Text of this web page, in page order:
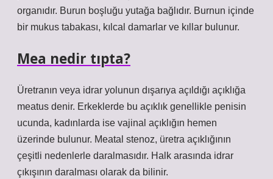
organıdır. Burun boşluğu yutağa bağlıdır. Burnun içinde
bir mukus tabakası, kılcal damarlar ve kıllar bulunur.
Mea nedir tıpta?
Üretranın veya idrar yolunun dışarıya açıldığı açıklığa
meatus denir. Erkeklerde bu açıklık genellikle penisin
ucunda, kadınlarda ise vajinal açıklığın hemen
üzerinde bulunur. Meatal stenoz, üretra açıklığının
çeşitli nedenlerle daralmasıdır. Halk arasında idrar
çıkışının daralması olarak da bilinir.